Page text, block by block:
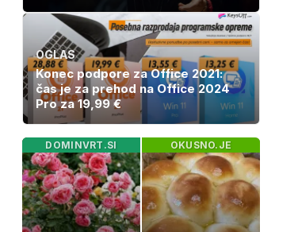
OGLAS
Konec podpore za Office 2021:
čas je za prehod na Office 2024
Pro za 19,99 €
DOMINVRT.SI OKUSNO.JE